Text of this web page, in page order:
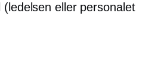
eller personalet